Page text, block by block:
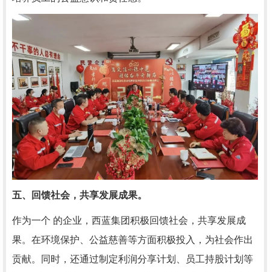
五、回馈社会，共享发展成果。
作为一个 的企业，西蓝集团积极回馈社会，共享发展成
果。在环境保护、公益慈善等方面积极投入，为社会作出
贡献。同时，还通过制定利润分享计划、员工持股计划等